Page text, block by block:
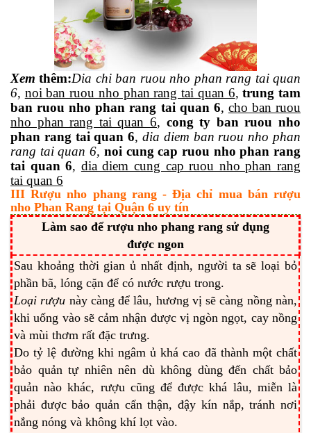
Xemthêm:Dia chi ban ruou nho phan rang tai quan
6, noi ban ruou nho phan rang tai quan 6, trung tam
ban ruou nho phan rang tai quan 6, cho ban ruou
nho phan rang tai quan 6, cong ty ban ruou nho
phan rang tai quan 6,dia diem ban ruou nho phan
rang tai quan 6, noi cung cap ruou nho phan rang
tai quan 6, dia diem cung cap ruou nho phan rang
tai quan 6
III Rượu nho phang rang - Địa chỉ mua bán rượu
nho Phan Rang tại Quận 6 uy tín
Làm sao để rượu nho phang rang sử dụng
được ngon
Sau khoảng thời gian ủ nhất định, người ta sẽ loại bỏ
phần bã, lóng cặn để có nước rượu trong.
Loại rượu này càng để lâu, hương vị sẽ càng nồng nàn,
khi uống vào sẽ cảm nhận được vị ngòn ngọt, cay nồng
và mùi thơm rất đặc trưng.
Do tỷ lệ đường khi ngâm ủ khá cao đã thành một chất
bảo quản tự nhiên nên dù không dùng đến chất bảo
quản nào khác, rượu cũng để được khá lâu, miễn là
phải được bảo quản cẩn thận, đậy kín nắp, tránh nơi
nắng nóng và không khí lọt vào.